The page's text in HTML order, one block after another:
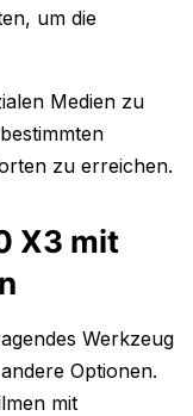
um die
Medien zu
zu erreichen.
X3 mit
Werkzeug
Optionen.
mit